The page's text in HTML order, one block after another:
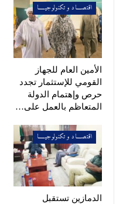
اقتصــــاد و تكنولوجيـــــا
الأمين العام للجهاز
القومي للإستثمار تجدد
حرص وإهتمام الدولة
المتعاظم بالعمل على…
اقتصــــاد و تكنولوجيـــــا
الدمازين تستقبل